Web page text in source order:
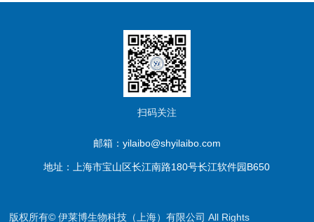
扫码关注
邮箱：yilaibo@shyilaibo.com
地址：上海市宝山区长江南路180号长江软件园B650
版权所有© 伊莱博生物科技（上海）有限公司 All Rights